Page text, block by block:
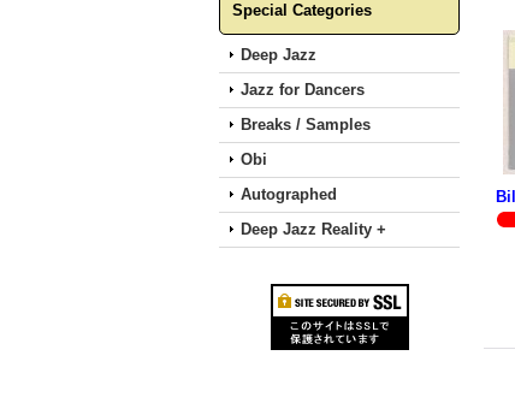
Special Categories
Deep Jazz
Jazz for Dancers
Breaks / Samples
Obi
Autographed
Deep Jazz Reality +